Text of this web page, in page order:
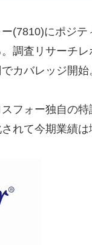
(7810)にポジ
調査リサーチ
カバレッジ開始
フォー独自の
れて今期業績は